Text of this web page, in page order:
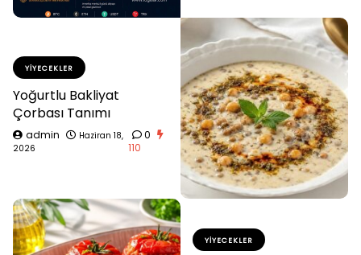
YIYECEKLER
Yoğurtlu Bakliyat
Çorbası Tanımı
admin
Haziran 18,
2026
0
110
YIYECEKLER